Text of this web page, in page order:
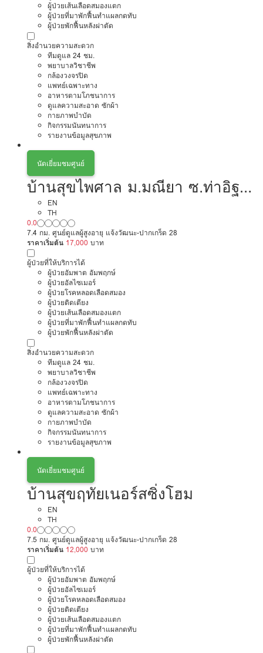
ผู้ป่วยเส้นเลือดสมองแตก
ผู้ป่วยที่มาพักฟื้นทำแผลกดทับ
ผู้ป่วยพักฟื้นหลังผ่าตัด
สิ่งอำนวยความสะดวก
ทีมดูแล 24 ชม.
พยาบาลวิชาชีพ
กล้องวงจรปิด
แพทย์เฉพาะทาง
อาหารตามโภชนาการ
ดูแลความสะอาด ซักผ้า
กายภาพบำบัด
กิจกรรมนันทนาการ
รายงานข้อมูลสุขภาพ
นัดเยี่ยมชมศูนย์
บ้านสุขไพศาล ม.มณียา ซ.ท่าอิฐ
นนทบุรี
EN
TH
0.0
7.4 กม. ศูนย์ดูแลผู้สูงอายุ แจ้งวัฒนะ-ปากเกร็ด 28
ราคาเริ่มต้น 17,000 บาท
ผู้ป่วยที่ให้บริการได้
ผู้ป่วยอัมพาต อัมพฤกษ์
ผู้ป่วยอัลไซเมอร์
ผู้ป่วยโรคหลอดเลือดสมอง
ผู้ป่วยติดเตียง
ผู้ป่วยเส้นเลือดสมองแตก
ผู้ป่วยที่มาพักฟื้นทำแผลกดทับ
ผู้ป่วยพักฟื้นหลังผ่าตัด
สิ่งอำนวยความสะดวก
ทีมดูแล 24 ชม.
พยาบาลวิชาชีพ
กล้องวงจรปิด
แพทย์เฉพาะทาง
อาหารตามโภชนาการ
ดูแลความสะอาด ซักผ้า
กายภาพบำบัด
กิจกรรมนันทนาการ
รายงานข้อมูลสุขภาพ
นัดเยี่ยมชมศูนย์
บ้านสุขฤทัยเนอร์สซิ่งโฮม
EN
TH
0.0
7.5 กม. ศูนย์ดูแลผู้สูงอายุ แจ้งวัฒนะ-ปากเกร็ด 28
ราคาเริ่มต้น 12,000 บาท
ผู้ป่วยที่ให้บริการได้
ผู้ป่วยอัมพาต อัมพฤกษ์
ผู้ป่วยอัลไซเมอร์
ผู้ป่วยโรคหลอดเลือดสมอง
ผู้ป่วยติดเตียง
ผู้ป่วยเส้นเลือดสมองแตก
ผู้ป่วยที่มาพักฟื้นทำแผลกดทับ
ผู้ป่วยพักฟื้นหลังผ่าตัด